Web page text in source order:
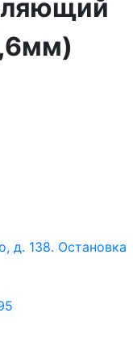
д. 138. Остановка